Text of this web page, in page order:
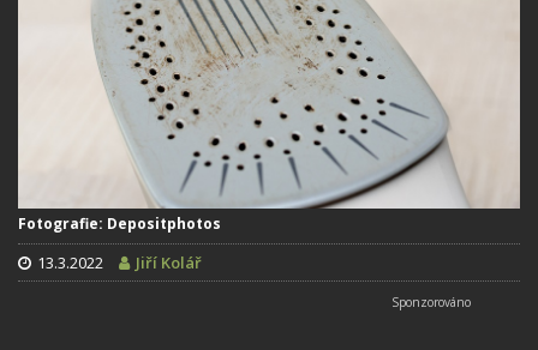
Fotografie: Depositphotos
13.3.2022 Jiří Kolář